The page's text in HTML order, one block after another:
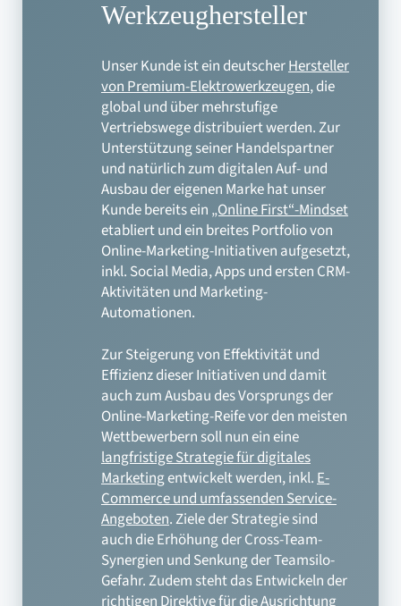
Werkzeughersteller
Unser Kunde ist ein deutscherHersteller
von Premium-Elektrowerkzeugen, die
global und über mehrstufige
Vertriebswege distribuiert werden. Zur
Unterstützung seiner Handelspartner
und natürlich zum digitalen Auf- und
Ausbau der eigenen Marke hat unser
Kunde bereits ein „Online First“-Mindset
etabliert und ein breites Portfolio von
Online-Marketing-Initiativen aufgesetzt,
inkl. Social Media, Apps und ersten CRM-
Aktivitäten und Marketing-
Automationen.
Zur Steigerung von Effektivität und
Effizienz dieser Initiativen und damit
auch zum Ausbau des Vorsprungs der
Online-Marketing-Reife vor den meisten
Wettbewerbern soll nun ein eine
langfristige Strategie für digitales
Marketingentwickelt werden, inkl.E-
Commerce und umfassenden Service-
Angeboten. Ziele der Strategie sind
auch die Erhöhung der Cross-Team-
Synergien und Senkung der Teamsilo-
Gefahr. Zudem steht das Entwickeln der
richtigen Direktive für die Ausrichtung